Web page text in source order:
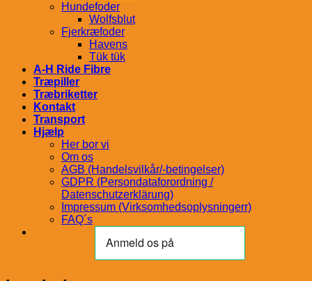
Hundefoder
Wolfsblut
Fjerkræfoder
Havens
Tük tük
A-H Ride Fibre
Træpiller
Træbriketter
Kontakt
Transport
Hjælp
Her bor vi
Om os
AGB (Handelsvilkår/-betingelser)
GDPR (Persondataforordning /
Datenschutzerklärung)
Impressum (Virksomhedsoplysningerr)
FAQ´s